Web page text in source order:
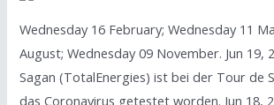
Wednesday 16 February; Wednesday 11
August; Wednesday 09 November. Jun 19,
Sagan (TotalEnergies) ist bei der Tour de
das Coronavirus getestet worden. Jun 18,